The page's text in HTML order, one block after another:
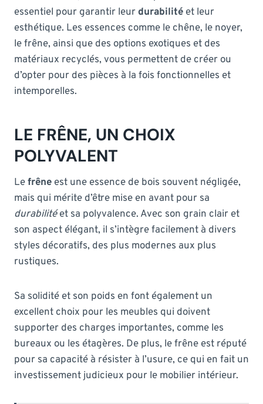
essentiel pour garantir leur durabilité et leur
esthétique. Les essences comme le chêne, le noyer,
le frêne, ainsi que des options exotiques et des
matériaux recyclés, vous permettent de créer ou
d’opter pour des pièces à la fois fonctionnelles et
intemporelles.
LE FRÊNE, UN CHOIX
POLYVALENT
Lefrêne est une essence de bois souvent négligée,
mais qui mérite d’être mise en avant pour sa
durabilitéet sa polyvalence. Avec son grain clair et
son aspect élégant, il s’intègre facilement à divers
styles décoratifs, des plus modernes aux plus
rustiques.
Sa solidité et son poids en font également un
excellent choix pour les meubles qui doivent
supporter des charges importantes, comme les
bureaux ou les étagères. De plus, le frêne est réputé
pour sa capacité à résister à l’usure, ce qui en fait un
investissement judicieux pour le mobilier intérieur.